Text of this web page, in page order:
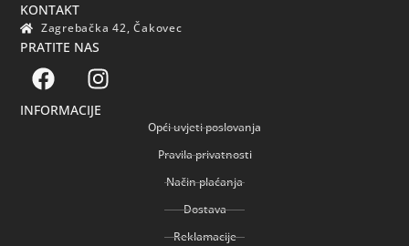
KONTAKT
Zagrebačka 42, Čakovec
PRATITE NAS
INFORMACIJE
Opći uvjeti poslovanja
Pravila privatnosti
Način plaćanja
Dostava
Reklamacije